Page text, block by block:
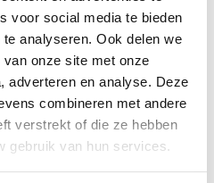
voor social media te bieden
analyseren. Ook delen we
onze site met onze
adverteren en analyse. Deze
combineren met andere
verstrekt of die ze hebben
gebruik van hun services.
exception has occurred while
browser consolefor more